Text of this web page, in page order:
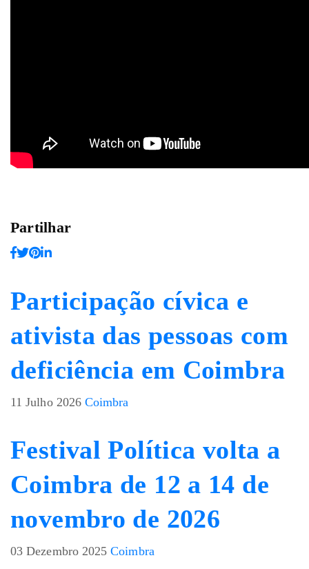
Partilhar
Participação cívica e
ativista das pessoas com
deficiência em Coimbra
11 Julho 2026 Coimbra
Festival Política volta a
Coimbra de 12 a 14 de
novembro de 2026
03 Dezembro 2025 Coimbra